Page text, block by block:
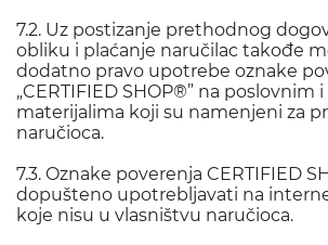
7.2. Uz postizanje prethodnog
obliku i plaćanje naručilac takođe
dodatno pravo upotrebe oznake
„CERTIFIED SHOP®” na poslovnim
materijalima koji su namenjeni za
naručioca.
7.3. Oznake poverenja CERTIFIED
dopušteno upotrebljavati na
koje nisu u vlasništvu naručioca.